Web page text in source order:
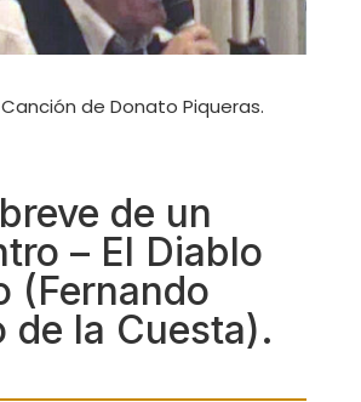
de Donato Piqueras.
de un
– El Diablo
(Fernando
de la Cuesta).